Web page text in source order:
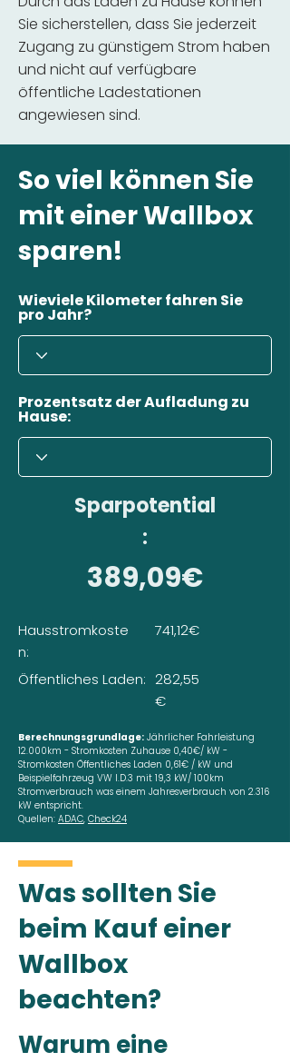
Sie sicherstellen, dass Sie jederzeit
Zugang zu günstigem Strom haben
und nicht auf verfügbare
öffentliche Ladestationen
angewiesen sind.
So viel können Sie
mit einer Wallbox
sparen!
Wieviele Kilometer fahren Sie
pro Jahr?
Prozentsatz der Aufladung zu
Hause:
Sparpotential
:
389,09€
Hausstromkoste
n:
Öffentliches Laden:
741,12€
282,55
€
Berechnungsgrundlage: Jährlicher Fahrleistung
12.000km - Stromkosten Zuhause 0,40€/ kW -
Stromkosten Öffentliches Laden 0,61€ / kW und
Beispielfahrzeug VW I.D.3 mit 19,3 kW/ 100km
Stromverbrauch was einem Jahresverbrauch von 2.316
kW entspricht.
Quellen: ADAC, Check24
Was sollten Sie
beim Kauf einer
Wallbox
beachten?
Warum eine